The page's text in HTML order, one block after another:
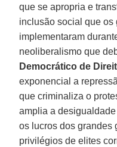
que se apropria e
inclusão social que os
implementaram
neoliberalismo que
Democrático de
exponencial a
que criminaliza o
amplia a
os lucros dos grandes
privilégios de elites